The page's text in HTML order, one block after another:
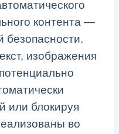
контента —
безопасности.
изображения
или блокируя
во